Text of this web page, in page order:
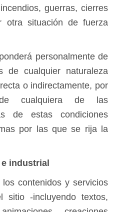
guerras, cierres
otra situación de fuerza
personalmente de
de cualquier naturaleza
o indirectamente, por
cualquiera de las
de estas condiciones
por las que se rija la
industrial
contenidos y servicios
sitio -incluyendo textos,